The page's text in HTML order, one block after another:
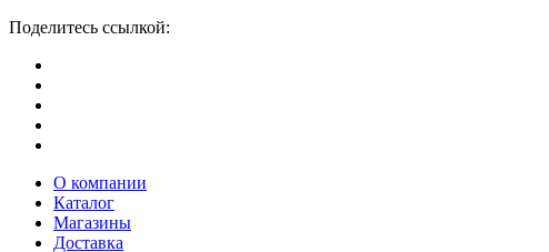
Поделитесь ссылкой:
О компании
Каталог
Магазины
Доставка